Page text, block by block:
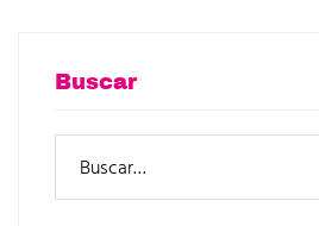
Buscar